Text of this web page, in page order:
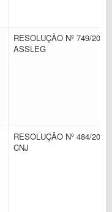
RESOLUÇÃO Nº 749/2024
ASSLEG
RESOLUÇÃO Nº 484/2022
CNJ